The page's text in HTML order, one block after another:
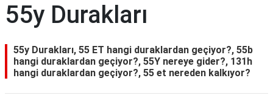
SAĞLIK
55y Durakları
55y Durakları, 55 ET hangi duraklardan geçiyor?, 55b
hangi duraklardan geçiyor?, 55Y nereye gider?, 131h
hangi duraklardan geçiyor?, 55 et nereden kalkıyor?